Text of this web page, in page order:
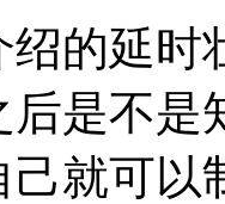
绍的延
是不是
己就可